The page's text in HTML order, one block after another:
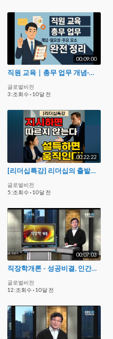
00:09:00
직원 교육｜총무 업무 개념·필요성·주요 요소 완전 정리
글로벌비전
3 :조회수 · 10 달 전
00:22:22
[리더십특강] 리더십의 출발은 ‘지시’가 아닌 ‘설득’이다 | 진짜 리더의 첫걸음
글로벌비전
5 :조회수 · 10 달 전
00:07:03
직장학개론 - 성공비결, 인간관계에 달려있다_#002
글로벌비전
12 :조회수 · 10 달 전